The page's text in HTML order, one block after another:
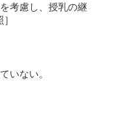
考慮し、授乳の継
いない。